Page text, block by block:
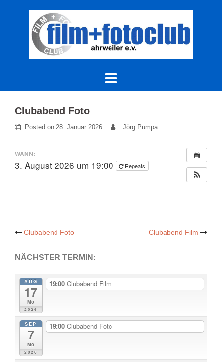
Clubabend Foto
Posted on 28. Januar 2026 Jörg Pumpa
WANN:
3. August 2026 um 19:00 Repeats
Post
navigation
Clubabend Foto Clubabend Film
NÄCHSTER TERMIN:
AUG
17
Mo
2026
19:00 Clubabend Film
SEP
7
Mo
2026
19:00 Clubabend Foto